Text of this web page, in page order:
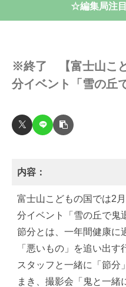
☆編集局注
※終了 【富士山こ
分イベント「雪の丘
内容：
富士山こどもの国では2
分イベント「雪の丘で鬼
節分とは、一年間健康に
「悪いもの」を追い出す
スタッフと一緒に「節分
まき、撮影会「鬼と一緒